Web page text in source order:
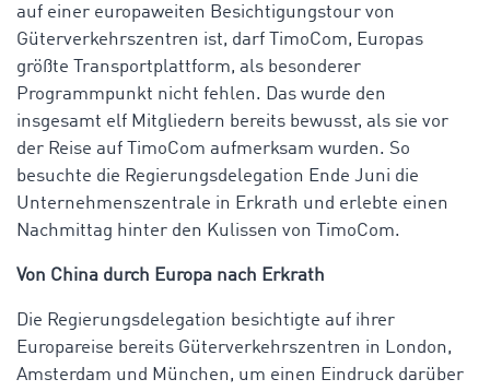
auf einer europaweiten Besichtigungstour von
Güterverkehrszentren ist, darf TimoCom, Europas
größte Transportplattform, als besonderer
Programmpunkt nicht fehlen. Das wurde den
insgesamt elf Mitgliedern bereits bewusst, als sie vor
der Reise auf TimoCom aufmerksam wurden. So
besuchte die Regierungsdelegation Ende Juni die
Unternehmenszentrale in Erkrath und erlebte einen
Nachmittag hinter den Kulissen von TimoCom.
Von China durch Europa nach Erkrath
Die Regierungsdelegation besichtigte auf ihrer
Europareise bereits Güterverkehrszentren in London,
Amsterdam und München, um einen Eindruck darüber